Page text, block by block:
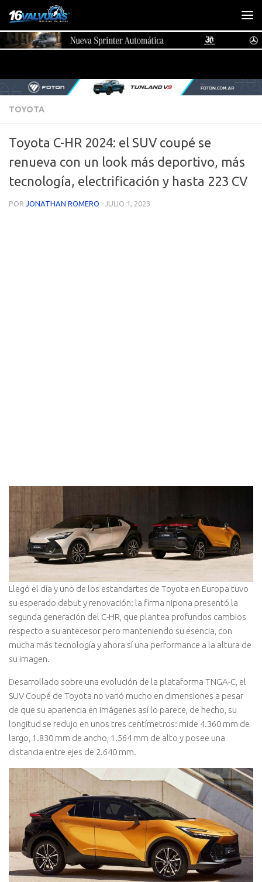
Saltar al contenido
TOYOTA
Toyota C-HR 2024: el SUV coupé se
renueva con un look más deportivo, más
tecnología, electrificación y hasta 223 CV
POR JONATHAN ROMERO · JULIO 1, 2023
Llegó el día y uno de los estandartes de Toyota en Europa tuvo
su esperado debut y renovación: la firma nipona presentó la
segunda generación del C-HR, que plantea profundos cambios
respecto a su antecesor pero manteniendo su esencia, con
mucha más tecnología y ahora sí una performance a la altura de
su imagen.
Desarrollado sobre una evolución de la plataforma TNGA-C, el
SUV Coupé de Toyota no varió mucho en dimensiones a pesar
de que su apariencia en imágenes así lo parece, de hecho, su
longitud se redujo en unos tres centímetros: mide 4.360 mm de
largo, 1.830 mm de ancho, 1.564 mm de alto y posee una
distancia entre ejes de 2.640 mm.